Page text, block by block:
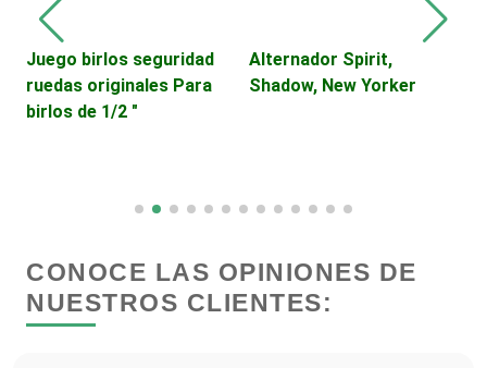
Depósitos Dentales
Desperdicios Industriales
Juego birlos seguridad
ruedas originales Para
birlos de 1/2 "
Alternador Spirit,
Shadow, New Yorker
CONOCE LAS OPINIONES DE
NUESTROS CLIENTES: